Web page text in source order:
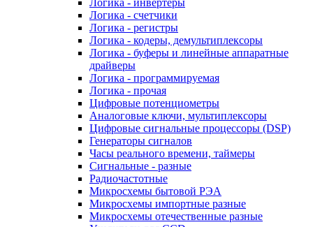
Логика - счетчики
Логика - регистры
Логика - кодеры, демультиплексоры
Логика - буферы и линейные аппаратные
драйверы
Логика - программируемая
Логика - прочая
Цифровые потенциометры
Аналоговые ключи, мультиплексоры
Цифровые сигнальные процессоры (DSP)
Генераторы сигналов
Часы реального времени, таймеры
Сигнальные - разные
Радиочастотные
Микросхемы бытовой РЭА
Микросхемы импортные разные
Микросхемы отечественные разные